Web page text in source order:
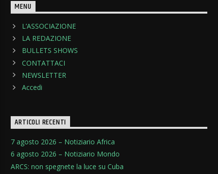
MENU
L’ASSOCIAZIONE
LA REDAZIONE
BULLETS SHOWS
CONTATTACI
NEWSLETTER
Accedi
ARTICOLI RECENTI
7 agosto 2026 – Notiziario Africa
6 agosto 2026 – Notiziario Mondo
ARCS: non spegnete la luce su Cuba